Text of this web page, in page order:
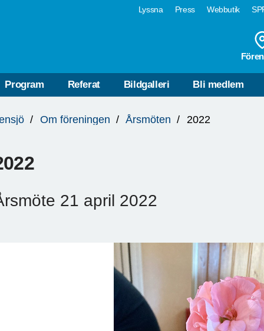
Lyssna Press Webbutik
Program Referat Bildgalleri Bli medlem
Om föreningen Årsmöten 2022
21 april 2022